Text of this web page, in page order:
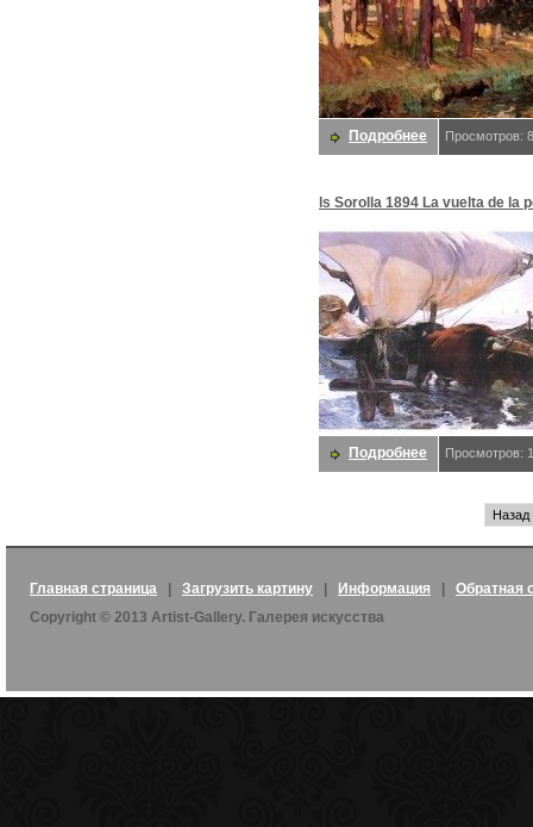
Подробнее Просмотров:
ls Sorolla 1894 La vuelta de la
Хоакин Sorolla
Подробнее Просмотров:
Назад
Главная страница Загрузить картину Информация
Обратная
Copyright © 2013 Artist-Gallery. Галерея искусства